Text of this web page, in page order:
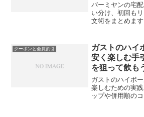
バーミヤンの宅
い分け、初回も
文術をまとめま
す。
クーポンと会員割引
ガストのハイ
安く楽しむ手
を狙って飲も
ガストのハイボ
楽しむための実
ップや併用順の